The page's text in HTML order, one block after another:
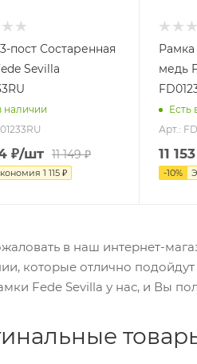
пост Состаренная
Sevilla
наличии
₽/шт 11 149₽
1 115 ₽
Рамка
медь
Есть
Арт.:
11 153
-10%
в наш интернет-
которые отлично
Fede Sevilla у нас, и Вы